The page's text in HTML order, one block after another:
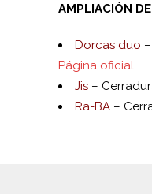
AMPLIACIÓN
Dorcas duo
Página oficial
Jis –
Ra-BA –